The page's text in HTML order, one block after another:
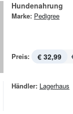
Hundenahrung
Marke: Pedigree
Preis: € 32,99
Händler: Lagerhaus